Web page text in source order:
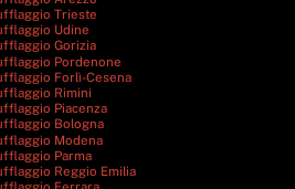
Trieste
Udine
Gorizia
Pordenone
Forlì-Cesena
Rimini
Piacenza
Bologna
Modena
Parma
Reggio Emilia